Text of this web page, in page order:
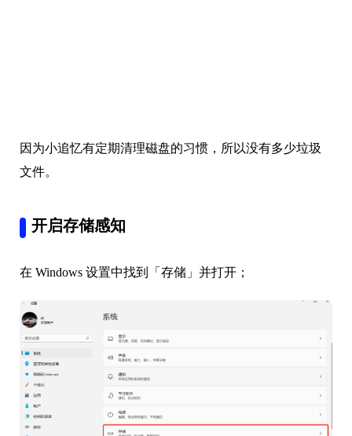
因为小追忆有定期清理磁盘的习惯，所以没有多少垃圾
文件。
开启存储感知
在 Windows 设置中找到「存储」并打开；